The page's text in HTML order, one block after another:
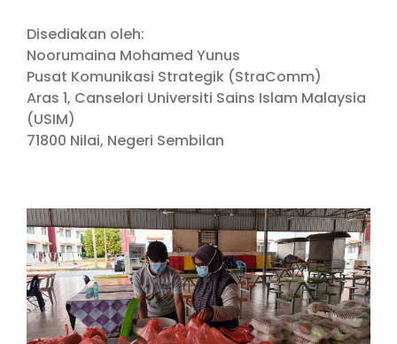
Disediakan oleh:
Noorumaina Mohamed Yunus
Pusat Komunikasi Strategik (StraComm)
Aras 1, Canselori Universiti Sains Islam Malaysia
(USIM)
71800 Nilai, Negeri Sembilan